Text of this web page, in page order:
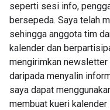
seperti sesi info,
bersepeda. Saya telah
sehingga anggota tim
kalender dan
mengirimkan newsletter
daripada menyalin
saya dapat
membuat kueri kalender